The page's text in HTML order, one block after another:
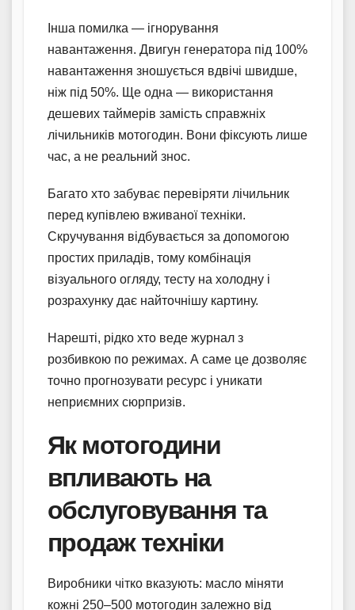
Інша помилка — ігнорування
навантаження. Двигун генератора під 100%
навантаження зношується вдвічі швидше,
ніж під 50%. Ще одна — використання
дешевих таймерів замість справжніх
лічильників мотогодин. Вони фіксують лише
час, а не реальний знос.
Багато хто забуває перевіряти лічильник
перед купівлею вживаної техніки.
Скручування відбувається за допомогою
простих приладів, тому комбінація
візуального огляду, тесту на холодну і
розрахунку дає найточнішу картину.
Нарешті, рідко хто веде журнал з
розбивкою по режимах. А саме це дозволяє
точно прогнозувати ресурс і уникати
неприємних сюрпризів.
Як мотогодини
впливають на
обслуговування та
продаж техніки
Виробники чітко вказують: масло міняти
кожні 250–500 мотогодин залежно від